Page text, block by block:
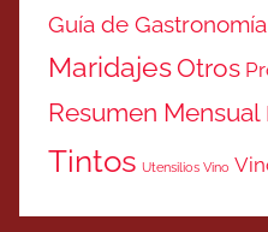
Guía de Gastronomía
MaridajesOtros
Resumen Mensual
Tintos Utensilios Vino